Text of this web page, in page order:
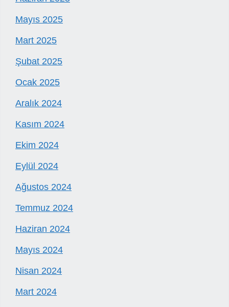
Mayıs 2025
Mart 2025
Şubat 2025
Ocak 2025
Aralık 2024
Kasım 2024
Ekim 2024
Eylül 2024
Ağustos 2024
Temmuz 2024
Haziran 2024
Mayıs 2024
Nisan 2024
Mart 2024